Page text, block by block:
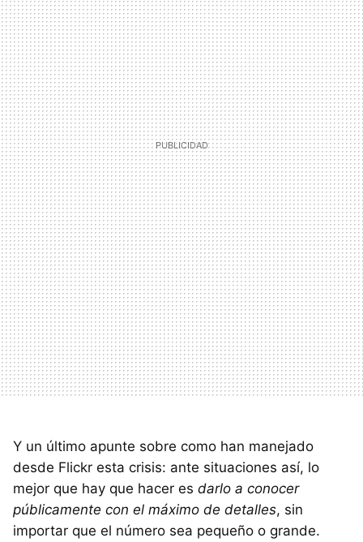
Y un último apunte sobre como han manejado
desde Flickr esta crisis: ante situaciones así, lo
mejor que hay que hacer es darlo a conocer
públicamente con el máximo de detalles, sin
importar que el número sea pequeño o grande.